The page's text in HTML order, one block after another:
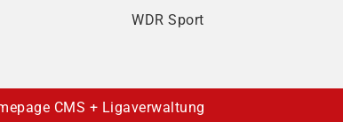
WDR Sport
CMS + Ligaverwaltung